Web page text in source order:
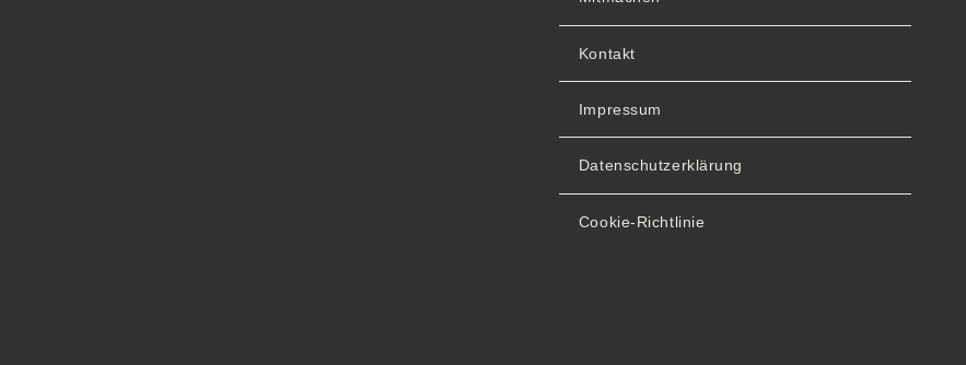
Kontakt
Impressum
Datenschutzerklärung
Cookie-Richtlinie